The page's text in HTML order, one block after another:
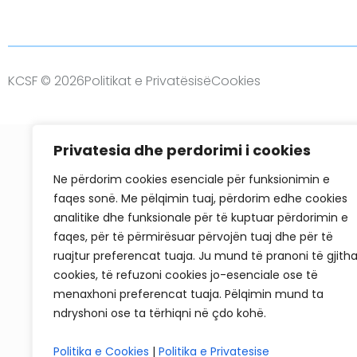
Privatesia dhe perdorimi i cookies
Ne përdorim cookies esenciale për funksionimin e
faqes sonë. Me pëlqimin tuaj, përdorim edhe cookies
analitike dhe funksionale për të kuptuar përdorimin e
faqes, për të përmirësuar përvojën tuaj dhe për të
ruajtur preferencat tuaja. Ju mund të pranoni të gjitha
cookies, të refuzoni cookies jo-esenciale ose të
menaxhoni preferencat tuaja. Pëlqimin mund ta
ndryshoni ose ta tërhiqni në çdo kohë.
Politika e Cookies | Politika e Privatesise
KCSF © 2026Politikat e PrivatësisëCookies